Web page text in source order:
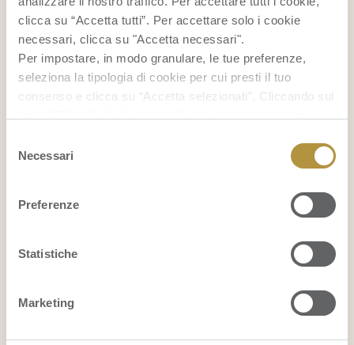
clicca su “Accetta tutti”. Per accettare solo i cookie
necessari, clicca su "Accetta necessari".
Per impostare, in modo granulare, le tue preferenze,
seleziona la tipologia di cookie per cui presti il tuo
consenso e clicca su “Accetta selezionati”. Cliccando sul
Se vuoi saperne di più clicca
per accedere alla
delNecessari
Preferenze
Statistiche
Marketing
RICETTE
Cocktail con ananas